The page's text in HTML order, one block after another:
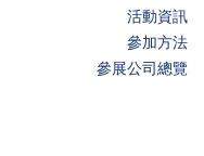
活動資訊
參加方法
參展公司總覽